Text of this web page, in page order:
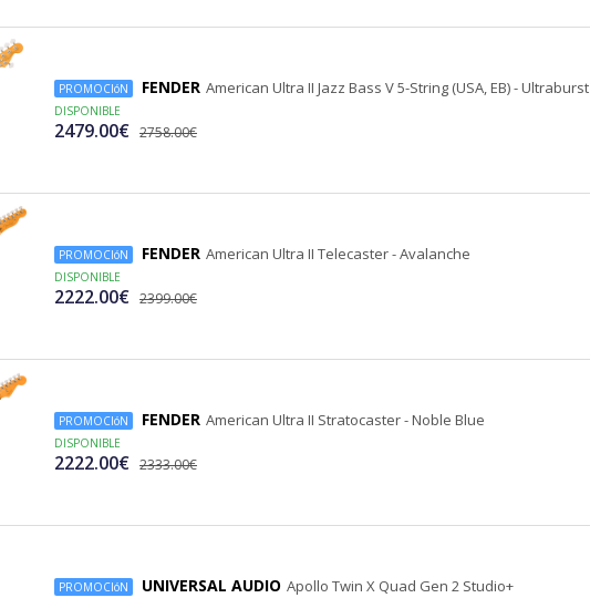
PROMOCIóN FENDER American Ultra II Jazz Bass V 5-String (USA, EB) - Ultraburst
DISPONIBLE
2479.00€ 2758.00€
PROMOCIóN FENDER American Ultra II Telecaster - Avalanche
DISPONIBLE
2222.00€ 2399.00€
PROMOCIóN FENDER American Ultra II Stratocaster - Noble Blue
DISPONIBLE
2222.00€ 2333.00€
PROMOCIóN UNIVERSAL AUDIO Apollo Twin X Quad Gen 2 Studio+